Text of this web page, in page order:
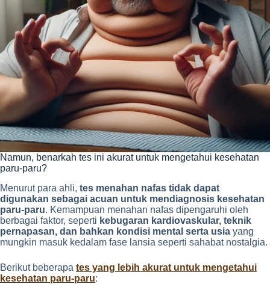
Namun, benarkah tes ini akurat untuk mengetahui kesehatan
paru-paru?
Menurut para ahli, tes menahan nafas tidak dapat
digunakan sebagai acuan untuk mendiagnosis kesehatan
paru-paru. Kemampuan menahan nafas dipengaruhi oleh
berbagai faktor, seperti kebugaran kardiovaskular, teknik
pernapasan, dan bahkan kondisi mental serta usia yang
mungkin masuk kedalam fase lansia seperti sahabat nostalgia.
Berikut beberapa tes yang lebih akurat untuk mengetahui
kesehatan paru-paru: